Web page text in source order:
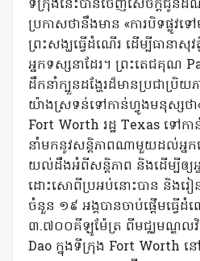
ទីក្រុងនេះបានចេញសេចក្តីជូ
ប្រកាសថានឹងមាន «ការបិទផ្លូវ
ព្រះសង្ឃធ្វើដំណើរ ដើម្បីធានាសុ
អ្នកទស្សនាដែរ។ ព្រះតេជគុណ
ដឹកនាំក្បួនដង្ហែរដ៏មានប្រជាប្រិយ
យ៉ាងស្រទន់ទៅកាន់ហ្វូងមនុស្សថា
Fort Worth រដ្ឋ Texas ទៅកា
នាំមកនូវសន្តិភាពណាមួយដល់អ្នកទេ
យល់ដឹងអំពីសន្តិភាព និងដើម្បីឲ្យអ្
ដោះសោពីប្រអប់នោះបាន និងរៀ
ចំនួន ១៩ អង្គបានចាប់ផ្តើមធ្វើដំ
៣.៧០០គីឡូម៉ែត្រ ពីមជ្ឈមណ្ឌលវិ
Dao ក្នុងទីក្រុង Fort Worth នៅ